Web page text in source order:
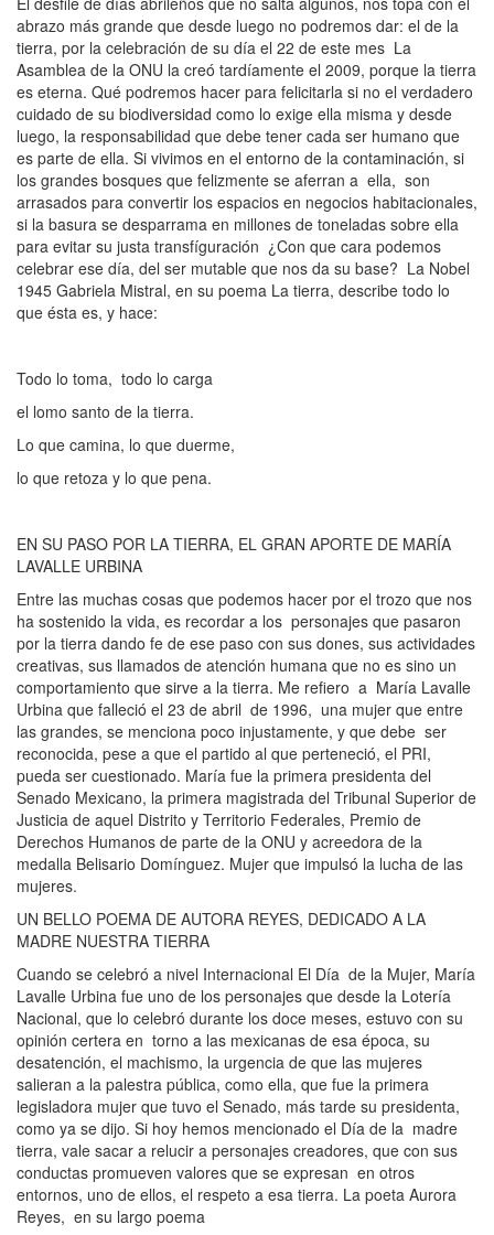
abrazo más grande que desde luego no podremos dar: el de la
tierra, por la celebración de su día el 22 de este mes La
Asamblea de la ONU la creó tardíamente el 2009, porque la tierra
es eterna. Qué podremos hacer para felicitarla si no el verdadero
cuidado de su biodiversidad como lo exige ella misma y desde
luego, la responsabilidad que debe tener cada ser humano que
es parte de ella. Si vivimos en el entorno de la contaminación, si
los grandes bosques que felizmente se aferran a ella, son
arrasados para convertir los espacios en negocios habitacionales,
si la basura se desparrama en millones de toneladas sobre ella
para evitar su justa transfíguración ¿Con que cara podemos
celebrar ese día, del ser mutable que nos da su base? La Nobel
1945 Gabriela Mistral, en su poema La tierra, describe todo lo
que ésta es, y hace:
Todo lo toma, todo lo carga
el lomo santo de la tierra.
Lo que camina, lo que duerme,
lo que retoza y lo que pena.
EN SU PASO POR LA TIERRA, EL GRAN APORTE DE MARÍA
LAVALLE URBINA
Entre las muchas cosas que podemos hacer por el trozo que nos
ha sostenido la vida, es recordar a los personajes que pasaron
por la tierra dando fe de ese paso con sus dones, sus actividades
creativas, sus llamados de atención humana que no es sino un
comportamiento que sirve a la tierra. Me refiero a María Lavalle
Urbina que falleció el 23 de abril de 1996, una mujer que entre
las grandes, se menciona poco injustamente, y que debe ser
reconocida, pese a que el partido al que perteneció, el PRI,
pueda ser cuestionado. María fue la primera presidenta del
Senado Mexicano, la primera magistrada del Tribunal Superior de
Justicia de aquel Distrito y Territorio Federales, Premio de
Derechos Humanos de parte de la ONU y acreedora de la
medalla Belisario Domínguez. Mujer que impulsó la lucha de las
mujeres.
UN BELLO POEMA DE AUTORA REYES, DEDICADO A LA
MADRE NUESTRA TIERRA
Cuando se celebró a nivel Internacional El Día de la Mujer, María
Lavalle Urbina fue uno de los personajes que desde la Lotería
Nacional, que lo celebró durante los doce meses, estuvo con su
opinión certera en torno a las mexicanas de esa época, su
desatención, el machismo, la urgencia de que las mujeres
salieran a la palestra pública, como ella, que fue la primera
legisladora mujer que tuvo el Senado, más tarde su presidenta,
como ya se dijo. Si hoy hemos mencionado el Día de la madre
tierra, vale sacar a relucir a personajes creadores, que con sus
conductas promueven valores que se expresan en otros
entornos, uno de ellos, el respeto a esa tierra. La poeta Aurora
Reyes, en su largo poema